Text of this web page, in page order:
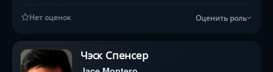
Нет оценок Оценить роль
Чэск Спенсер